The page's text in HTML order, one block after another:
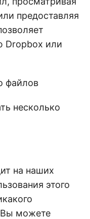
предоставляя
Dropbox или
файлов
несколько
на наших
этого
Вы можете